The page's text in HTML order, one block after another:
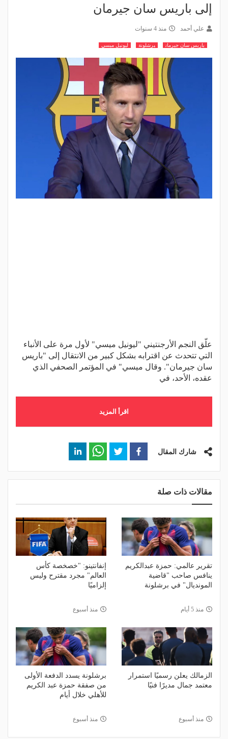
إلى باريس سان جيرمان
علي أحمد منذ 4 سنوات
باريس سان جيرمان برشلونة ليونيل ميسي
علّق النجم الأرجنتيني "ليونيل ميسي" لأول مرة على الأنباء
التي تتحدث عن اقترابه بشكل كبير من الانتقال إلى "باريس
سان جيرمان". وقال ميسي" في المؤتمر الصحفي الذي
عقده، الأحد، في
اقرأ المزيد
شارك المقال
مقالات ذات صلة
تقرير عالمي: حمزة عبدالكريم
ينافس صاحب "قاضية
المونديال" في برشلونة
منذ 5 أيام
إنفانتينو: "خصخصة كأس
العالم" مجرد مقترح وليس
إلزاميًا
منذ أسبوع
الزمالك يعلن رسميًا استمرار
معتمد جمال مديرًا فنيًا
منذ أسبوع
برشلونة يسدد الدفعة الأولى
من صفقة حمزة عبد الكريم
للأهلي خلال أيام
منذ أسبوع